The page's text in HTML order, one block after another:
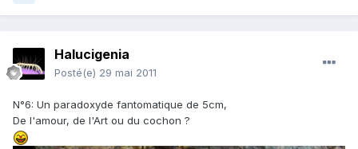
Halucigenia
Posté(e) 29 mai 2011
N°6: Un paradoxyde fantomatique de 5cm,
De l'amour, de l'Art ou du cochon ?